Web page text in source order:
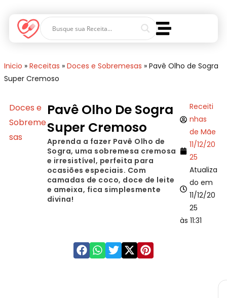
Inicio » Receitas » Doces e Sobremesas » Pavê Olho de Sogra
Super Cremoso
Doces e
Sobreme
sas
Pavê Olho De Sogra
Super Cremoso
Aprenda a fazer Pavê Olho de
Sogra, uma sobremesa cremosa
e irresistível, perfeita para
ocasiões especiais. Com
camadas de coco, doce de leite
e ameixa, fica simplesmente
divina!
Receiti
nhas
de Mãe
11/12/20
25
Atualiza
do em
11/12/20
25
às 11:31